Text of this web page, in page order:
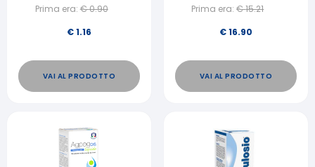
Prima era: €0.90
€1.16
VAI AL PRODOTTO
Prima era: €15.21
€16.90
VAI AL PRODOTTO